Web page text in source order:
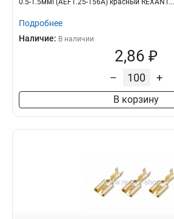
0.5-1.5ммІ (AEF1.25-156A) красный REXANT...
Подробнее
Наличие: В наличии
2,86 ₽
– +
В корзину